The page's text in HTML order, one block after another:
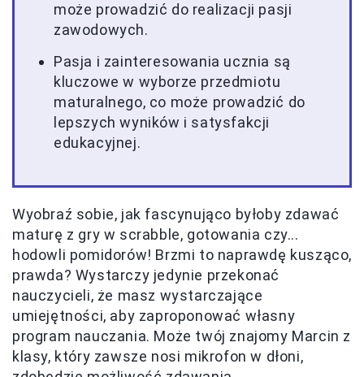
może prowadzić do realizacji pasji
zawodowych.
Pasja i zainteresowania ucznia są
kluczowe w wyborze przedmiotu
maturalnego, co może prowadzić do
lepszych wyników i satysfakcji
edukacyjnej.
Wyobraź sobie, jak fascynująco byłoby zdawać
maturę z gry w scrabble, gotowania czy...
hodowli pomidorów! Brzmi to naprawdę kusząco,
prawda? Wystarczy jedynie przekonać
nauczycieli, że masz wystarczające
umiejętności, aby zaproponować własny
program nauczania. Może twój znajomy Marcin z
klasy, który zawsze nosi mikrofon w dłoni,